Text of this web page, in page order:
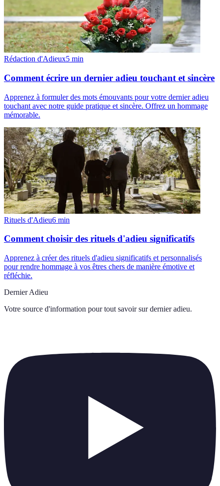
Rédaction d'Adieux5 min
Comment écrire un dernier adieu touchant et sincère
Apprenez à formuler des mots émouvants pour votre dernier adieu
touchant avec notre guide pratique et sincère. Offrez un hommage
mémorable.
Rituels d'Adieu6 min
Comment choisir des rituels d'adieu significatifs
Apprenez à créer des rituels d'adieu significatifs et personnalisés
pour rendre hommage à vos êtres chers de manière émotive et
réfléchie.
Dernier Adieu
Votre source d'information pour tout savoir sur dernier adieu.